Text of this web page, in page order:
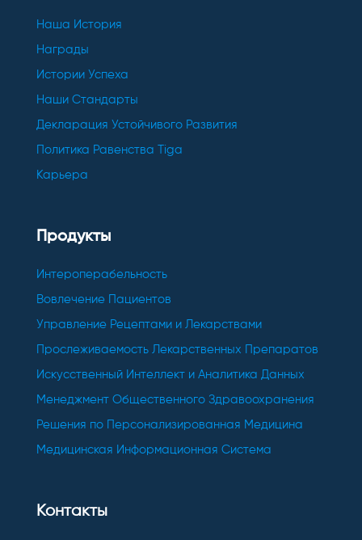
Наша История
Награды
Истории Успеха
Наши Стандарты
Декларация Устойчивого Развития
Политика Равенства Tiga
Карьера
Продукты
Интероперабельность
Вовлечение Пациентов
Управление Рецептами и Лекарствами
Прослеживаемость Лекарственных Препаратов
Искусственный Интеллект и Аналитика Данных
Менеджмент Общественного Здравоохранения
Решения по Персонализированная Медицина
Медицинская Информационная Система
Контакты